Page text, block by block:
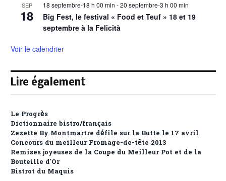
SEP
18
18 septembre-18 h 00 min -20 septembre-3 h 00 min
Big Fest, le festival « Food et Teuf » 18 et 19
septembre à la Felicità
Voir le calendrier
Lire également
Le Progrès
Dictionnaire bistro/français
Zezette By Montmartre défile sur la Butte le 17 avril
Concours du meilleur Fromage-de-tête 2013
Remises joyeuses de la Coupe du Meilleur Pot et de la
Bouteille d’Or
Bistrot du Maquis